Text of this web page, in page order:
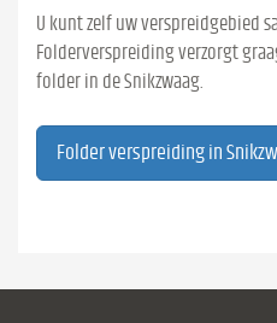
U kunt zelf uw verspreidgebied
Folderverspreiding verzorgt
folder in de Snikzwaag.
Folder verspreiding in